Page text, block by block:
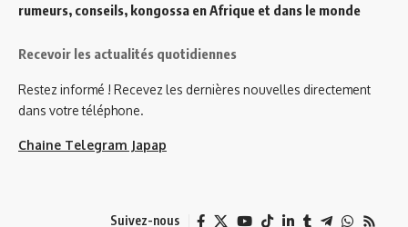
rumeurs, conseils, kongossa en Afrique et dans le monde
Recevoir les actualités quotidiennes
Restez informé ! Recevez les dernières nouvelles directement
dans votre téléphone.
Chaine Telegram Japap
Suivez-nous